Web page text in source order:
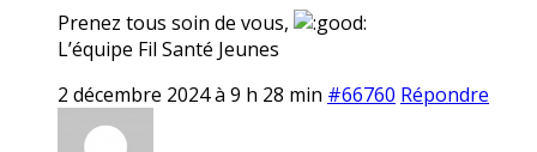
Prenez tous soin de vous,
L’équipe Fil Santé Jeunes
2 décembre 2024 à 9 h 28 min #66760 Répondre